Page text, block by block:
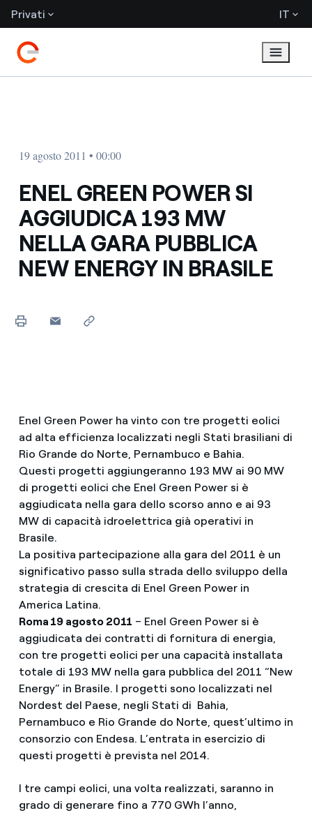
Privati IT
19 agosto 2011 • 00:00
ENEL GREEN POWER SI
AGGIUDICA 193 MW
NELLA GARA PUBBLICA
NEW ENERGY IN BRASILE
Enel Green Power ha vinto con tre progetti eolici
ad alta efficienza localizzati negli Stati brasiliani di
Rio Grande do Norte, Pernambuco e Bahia.
Questi progetti aggiungeranno 193 MW ai 90 MW
di progetti eolici che Enel Green Power si è
aggiudicata nella gara dello scorso anno e ai 93
MW di capacità idroelettrica già operativi in
Brasile.
La positiva partecipazione alla gara del 2011 è un
significativo passo sulla strada dello sviluppo della
strategia di crescita di Enel Green Power in
America Latina.
Roma 19 agosto 2011 – Enel Green Power si è
aggiudicata dei contratti di fornitura di energia,
con tre progetti eolici per una capacità installata
totale di 193 MW nella gara pubblica del 2011 “New
Energy” in Brasile. I progetti sono localizzati nel
Nordest del Paese, negli Stati di Bahia,
Pernambuco e Rio Grande do Norte, quest’ultimo in
consorzio con Endesa. L’entrata in esercizio di
questi progetti è prevista nel 2014.
I tre campi eolici, una volta realizzati, saranno in
grado di generare fino a 770 GWh l’anno,